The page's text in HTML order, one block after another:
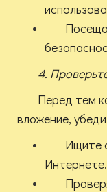
4.
Перед тем
вложение,
Ищите
Интернете.